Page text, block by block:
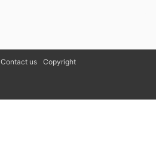
Contact us Copyright